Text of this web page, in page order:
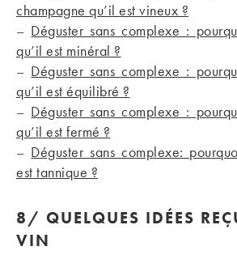
champagne qu’il est vineux ?
– Déguster sans complexe :
qu’il est minéral ?
– Déguster sans complexe :
qu’il est équilibré ?
– Déguster sans complexe :
qu’il est fermé ?
– Déguster sans complexe:
est tannique ?
8/ QUELQUES IDÉES
VIN